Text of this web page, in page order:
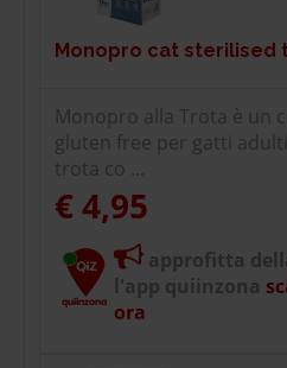
Monopro cat sterilised
Monopro alla Trota è un
gluten free per gatti
trota co ...
€ 4,95
approfitta
l'app quiinzona
ora